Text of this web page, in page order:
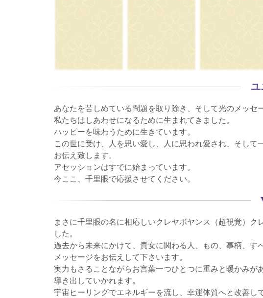
ユ
あなたを苦しめている問題を取り除き、そして光のメッセ
私たちはしあわせになるために生まれてきました。
ハッピーを味わうために生きています。
この世に受け、人を思い愛し、人に思われ愛され、そして
お伝え致します。
アセッションはすでに始まっています。
今ここ、千里眼で応援させてください。
まさに千里眼の名に相応しいクレヤボヤンス（超視覚）
した。
過去から未来にかけて、貴女に関わる人、もの、事柄、
メッセージをお伝えして下さいます。
実力もさることながらお言葉一つひとつに重みと暖かみ
導き出していかれます。
宇宙ヒーリングでエネルギーを流し、幸運体質へと改善